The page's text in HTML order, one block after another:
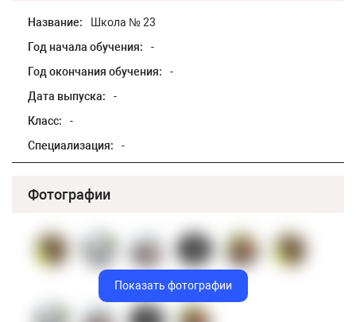
Название:
Школа № 23
Год начала обучения:
-
Год окончания обучения:
-
Дата выпуска:
-
Класс:
-
Специализация:
-
Фотографии
Показать фотографии